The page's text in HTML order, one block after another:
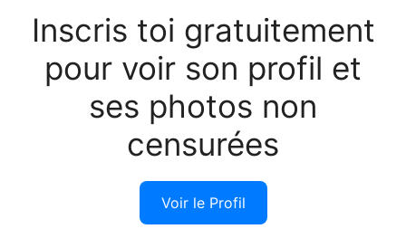
Inscris toi gratuitement
pour voir son profil et
ses photos non
censurées
Voir le Profil